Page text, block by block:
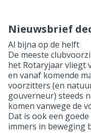
Nieuwsbrief
Al bijna op de helft
De meeste
het Rotaryjaar vliegt
en vanaf komende
voorzitters (en
gouverneur) steeds
komen vanwege de
Dat is ook een
immers in beweging